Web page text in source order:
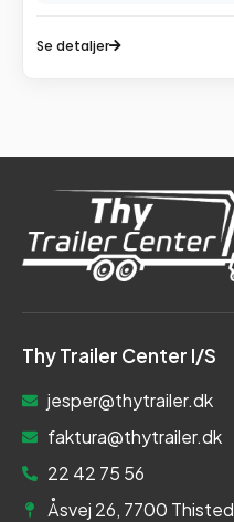
Se detaljer
Thy Trailer Center I/S
jesper@thytrailer.dk
faktura@thytrailer.dk
22 42 75 56
Åsvej 26, 7700 Thisted